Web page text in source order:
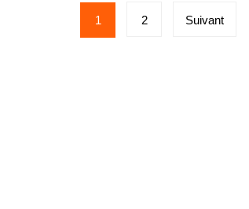
Pagination
des
1 2 Suivant